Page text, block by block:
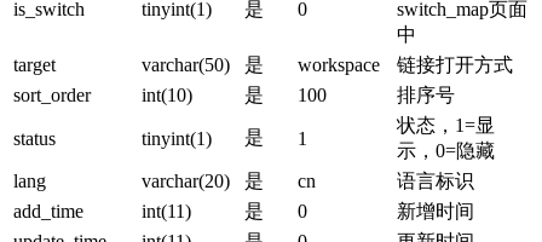
is_switch tinyint(1) 是 0
switch_map页面
中
target
varchar(50) 是 workspace
链接打开方式
sort_order
int(10) 是 100 排序号
status tinyint(1) 是 1
状态，1=显
示，0=隐藏
lang
varchar(20) 是 cn
语言标识
add_time
int(11) 是 0
新增时间